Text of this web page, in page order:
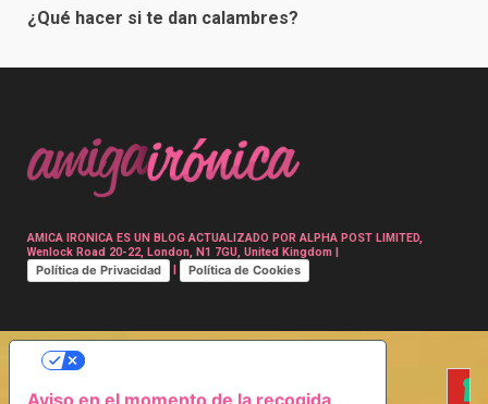
¿Qué hacer si te dan calambres?
AMICA IRONICA ES UN BLOG ACTUALIZADO POR ALPHA POST LIMITED,
Wenlock Road 20-22, London, N1 7GU, United Kingdom |
Política de Privacidad | Política de Cookies
Aviso en el momento de la recogida
SUS OPCIONES DE PRIVACIDAD